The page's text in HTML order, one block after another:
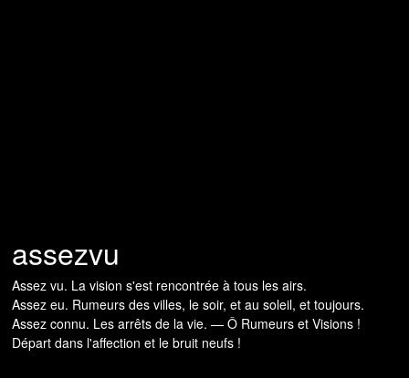
assezvu
Assez vu. La vision s'est rencontrée à tous les airs.
Assez eu. Rumeurs des villes, le soir, et au soleil, et toujours.
Assez connu. Les arrêts de la vie. — Ô Rumeurs et Visions !
Départ dans l'affection et le bruit neufs !